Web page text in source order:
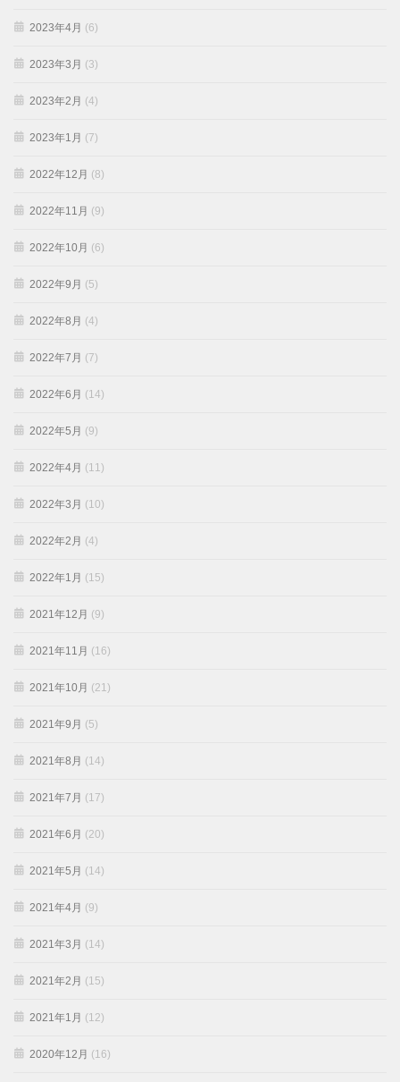
2023年4月 (6)
2023年3月 (3)
2023年2月 (4)
2023年1月 (7)
2022年12月 (8)
2022年11月 (9)
2022年10月 (6)
2022年9月 (5)
2022年8月 (4)
2022年7月 (7)
2022年6月 (14)
2022年5月 (9)
2022年4月 (11)
2022年3月 (10)
2022年2月 (4)
2022年1月 (15)
2021年12月 (9)
2021年11月 (16)
2021年10月 (21)
2021年9月 (5)
2021年8月 (14)
2021年7月 (17)
2021年6月 (20)
2021年5月 (14)
2021年4月 (9)
2021年3月 (14)
2021年2月 (15)
2021年1月 (12)
2020年12月 (16)